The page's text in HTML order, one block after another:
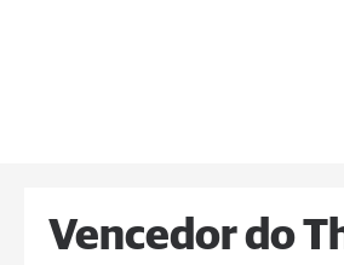
Vencedor do